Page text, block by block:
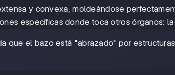
y convexa, moldeándose
específicas donde toca otros órganos:
que el bazo está "abrazado" por